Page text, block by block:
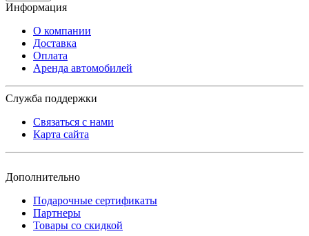
Информация
О компании
Доставка
Оплата
Аренда автомобилей
Служба поддержки
Связаться с нами
Карта сайта
Дополнительно
Подарочные сертификаты
Партнеры
Товары со скидкой